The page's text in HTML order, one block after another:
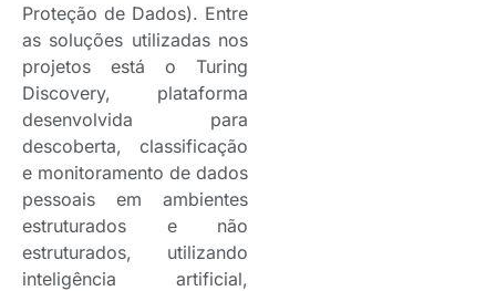
Proteção de Dados). Entre
as soluções utilizadas nos
projetos está o Turing
Discovery, plataforma
desenvolvida para
descoberta, classificação
e monitoramento de dados
pessoais em ambientes
estruturados e não
estruturados, utilizando
inteligência artificial,